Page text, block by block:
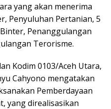
yang akan menerima
Penyuluhan Pertanian, 5
Penanggulangan
Terorisme.
Kodim 0103/Aceh Utara,
Cahyono mengatakan
Pemberdayaan
yang direalisasikan